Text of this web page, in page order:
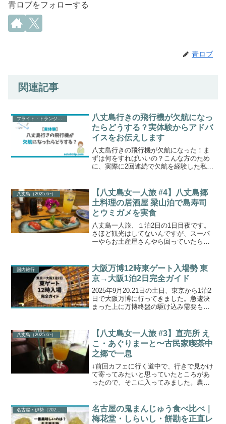
青ロブをフォローする
青ロブ
関連記事
フライト・トランジット関連
八丈島行きの飛行機が欠航になっ
たらどうする？実体験からアドバ
イスをお伝えします
八丈島行きの飛行機が欠航になった！ま
ずは何をすればいいの？こんな方のため
に、実際に2回連続で欠航を経験した私
戻し方法◼︎ 欠航になった後何をしたのか
を、実...
八丈島（2025.6~）
【八丈島女一人旅 #4】八丈島郷
土料理の居酒屋 梁山泊で島寿司
とウミガメを実食
八丈島一人旅、１泊2日の1日目夜です。
さほど観光はしてないんですが、スーパ
ーやらお土産屋さんやら回っていたらい
山泊」さんに徒歩で向かいます。前回↓八
丈島郷土料理 梁山泊...
国内旅行
大阪万博12時東ゲート入場勢 東
京→大阪1泊2日完全ガイド
2025年9月20.21日の土日、東京から1泊2
日で大阪万博に行ってきました。急遽決
まった上に万博終盤の駆け込み需要もあ
は18:30に会場を出ましたが、結果として
２日間で計10パビリオン回れたので初回
にしてはそこそこよくやったと思いま
す。
八丈島（2025.6~）
【八丈島女一人旅 #3】直売所 え
こ・あぐりまーと〜古民家喫茶中
之郷で一息
↓前回カフェに行く道中で、行きで見かけ
て寄ってみたいと思っていたところがあ
ったので、そこに入ってみました。農産
ら「えこ・あぐりまーと」という直売所
の模様。入り口にハイビ...
名古屋・伊勢（2026.4）
名古屋の鬼まんじゅう食べ比べ｜
梅花堂・しらいし・餅勘を正直レ